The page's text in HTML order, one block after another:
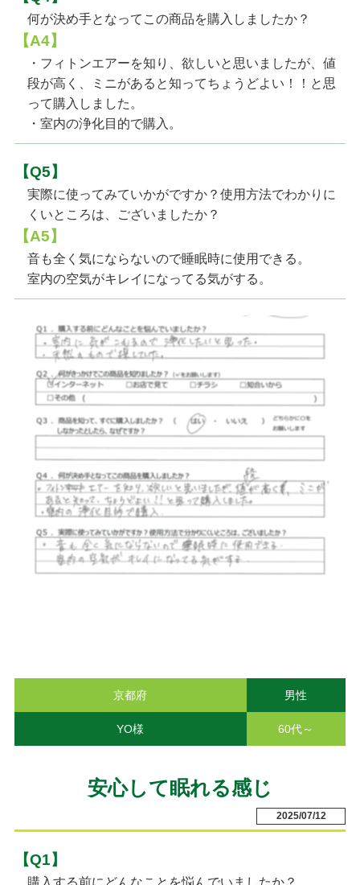
何が決め手となってこの商品を購入しましたか？
【A4】
・フィトンエアーを知り、欲しいと思いましたが、値
段が高く、ミニがあると知ってちょうどよい！！と思
って購入しました。
・室内の浄化目的で購入。
【Q5】
実際に使ってみていかがですか？使用方法でわかりに
くいところは、ございましたか？
【A5】
音も全く気にならないので睡眠時に使用できる。
室内の空気がキレイになってる気がする。
京都府 男性
YO様 60代～
安心して眠れる感じ
2025/07/12
【Q1】
購入する前にどんなことを悩んでいましたか？